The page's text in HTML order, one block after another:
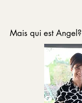
Mais qui est Angel?